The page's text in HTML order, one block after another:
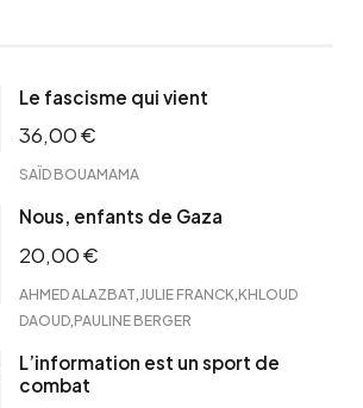
Le fascisme qui vient
36,00€
SAÏD BOUAMAMA
Nous, enfants de Gaza
20,00€
AHMED ALAZBAT JULIE FRANCK KHLOUD
DAOUD PAULINE BERGER
L’information est un sport de
combat